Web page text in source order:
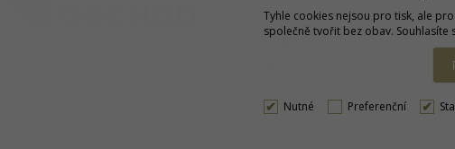
ČLÁNKY
KONTAKT
Tyhle cookies nejsou pro tisk, ale
společně tvořit bez obav. Souhlasíte
Nutné Preferenční